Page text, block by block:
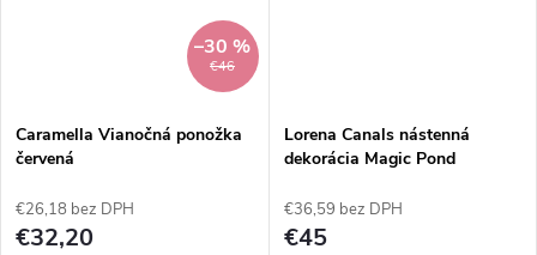
€46
–30 %
Caramella Vianočná ponožka
červená
€26,18 bez DPH
€32,20
Lorena Canals nástenná
dekorácia Magic Pond
€36,59 bez DPH
€45